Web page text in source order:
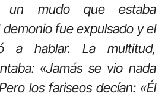
un mudo que estaba
fue expulsado y el
a hablar. La multitud,
«Jamás se vio nada
los fariseos decían: «Él